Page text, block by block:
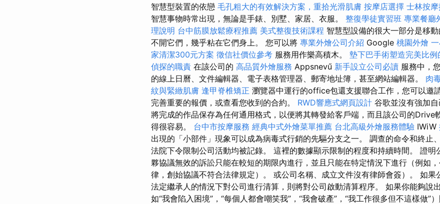
智慧型裝置的依戀 毛孔粗大的有效解決方案，重拾光滑肌膚 按摩店選擇 士林按
智慧事物時常出現，無論是手錶、別墅、家居、衣服。 整復學徒實習班 專業餐廳
理說明 台中筋膜放鬆療程推薦 美式整復技術課程 智慧型設備的很大一部分是移
不開它們，幾乎粘在它們身上。 您可以將 專業外燴公司介紹 Google 桃園外燴
家清潔300元方案 徵信社價位參考 服務用作樂高積木。 墊下巴手術塑造完美比例
偵探的職責 在該公司的 高品質外燴服務 Appsnevű 新手設立公司必讀 服務中，
的線上日曆、文件編輯器、電子表格管理器、郵寄地址簿，甚至網站編輯器。 肉
紋與緊緻肌膚 逢甲脊椎矯正 瀏覽器中運行的office包還支援聯合工作，您可以邀
完善重要的報價，或查看您收到的合約。 RWD響應式網頁設計 谷歌並沒有強加
將完成的作品保存為任何通用格式，以便將其轉發給客戶端，而且該公司的Drive
得很容易。 台中市按摩服務 經典中式外燴菜單推薦 台北高級外燴服務體驗 IWiW
出現的「小部件」現象可以成為病毒式行銷的先驅分支之一。 調查的命令和終止
法院下令限制公司活動均被記錄。 這裡的數據顯示限制的程度和持續時間。 證明
夥協議無效的訴訟只能在較短的期限內進行，並且只能在特定情況下進行（例如
律，創始協議不符合法律規定）。 或公司名稱、成立文件沒有律師會簽）。 如果
法定繼承人的情況下對公司進行清算，則將對公司啟動清算程序。 如果你能夠說
如“我會陷入困境”，“每個人都會嘲笑我”，“我會破產”，“我工作很多但不這樣做”